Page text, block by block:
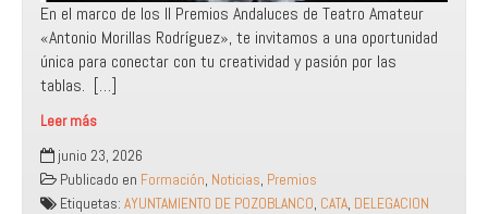
En el marco de los II Premios Andaluces de Teatro Amateur
«Antonio Morillas Rodríguez», te invitamos a una oportunidad
única para conectar con tu creatividad y pasión por las
tablas. […]
Leer más
Masterclass
«Teatro
Clásico
junio 23, 2026
Publicado en Formación, Noticias, Premios
Etiquetas: AYUNTAMIENTO DE POZOBLANCO, CATA, DELEGACION